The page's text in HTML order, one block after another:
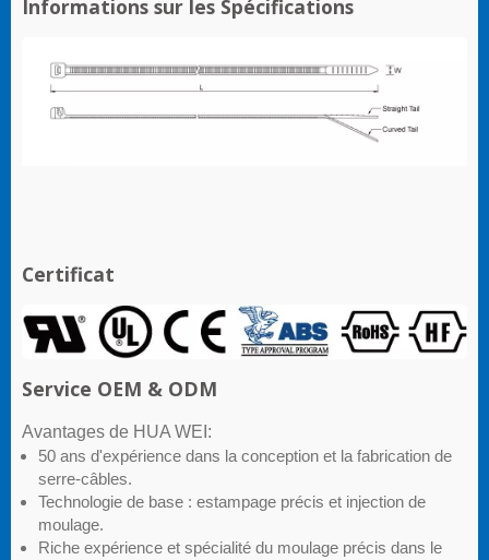
Informations sur les Spécifications
Certificat
Service OEM & ODM
Avantages de HUA WEI:
50 ans d'expérience dans la conception et la fabrication de
serre-câbles.
Technologie de base : estampage précis et injection de
moulage.
Riche expérience et spécialité du moulage précis dans le